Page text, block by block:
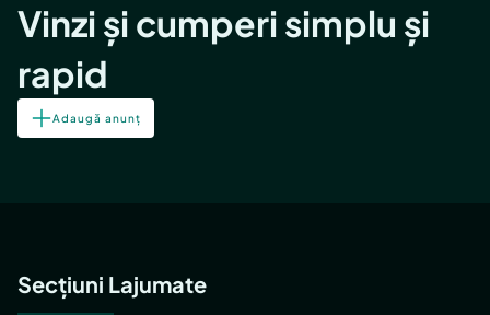
Vinzi și cumperi simplu și
rapid
Adaugă anunț
Secțiuni Lajumate